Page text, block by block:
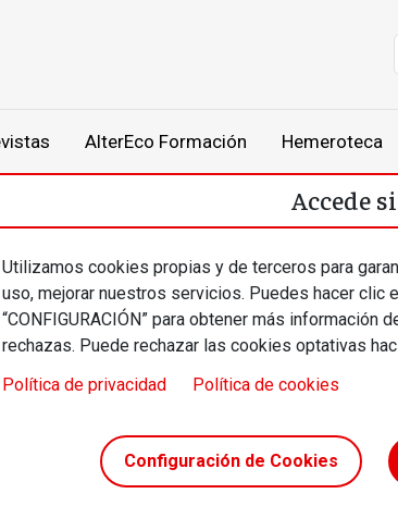
AlterEco Formación Hemeroteca
Utilizamos cookies propias y de terceros para
uso, mejorar nuestros servicios. Puedes hacer clic
“CONFIGURACIÓN” para obtener más
rechazas. Puede rechazar las cookies optativas
Política de privacidad
Política de cookies
Configuración de Cookies
Accede
se ponen de